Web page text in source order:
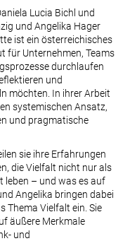
Lucia Bichl und
und Angelika Hager
ist ein österreichisches
für Unternehmen, Teams
durchlaufen
und
möchten. In ihrer Arbeit
systemischen Ansatz,
und pragmatische
sie ihre Erfahrungen
die Vielfalt nicht nur als
leben – und was es auf
Angelika bringen dabei
Thema Vielfalt ein. Sie
äußere Merkmale
und